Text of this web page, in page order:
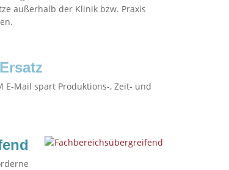
außerhalb der Klinik bzw. Praxis
E-Mail spart Produktions-, Zeit- und